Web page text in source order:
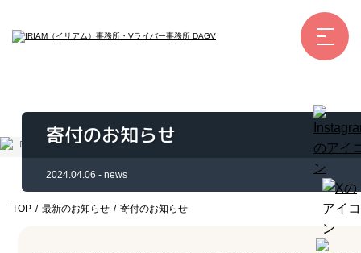
所属ライバー
サービス
寄付のお知らせ
2024.04.06 - news
TOP / 最新のお知らせ / 寄付のお知らせ